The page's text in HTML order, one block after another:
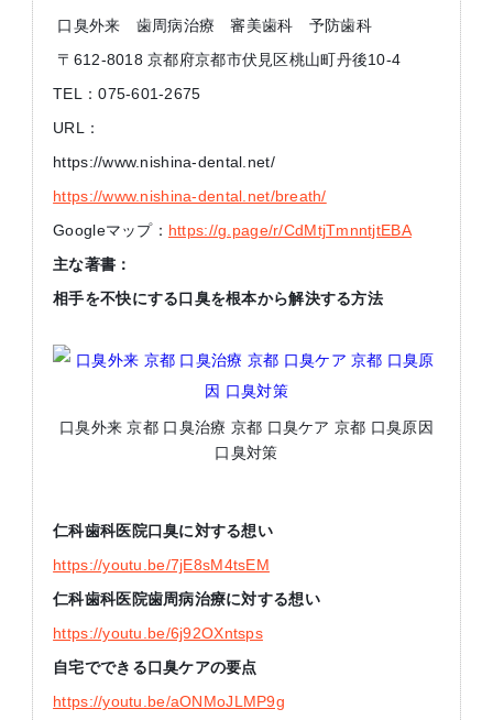
口臭外来 歯周病治療 審美歯科 予防歯科
〒612-8018 京都府京都市伏見区桃山町丹後10-4
TEL：075-601-2675
URL：
https://www.nishina-dental.net/
https://www.nishina-dental.net/breath/
Googleマップ： https://g.page/r/CdMtjTmnntjtEBA
主な著書：
相手を不快にする口臭を根本から解決する方法
口臭外来 京都 口臭治療 京都 口臭ケア 京都 口臭原因
口臭対策
仁科歯科医院口臭に対する想い
https://youtu.be/7jE8sM4tsEM
仁科歯科医院歯周病治療に対する想い
https://youtu.be/6j92OXntsps
自宅でできる口臭ケアの要点
https://youtu.be/aONMoJLMP9g